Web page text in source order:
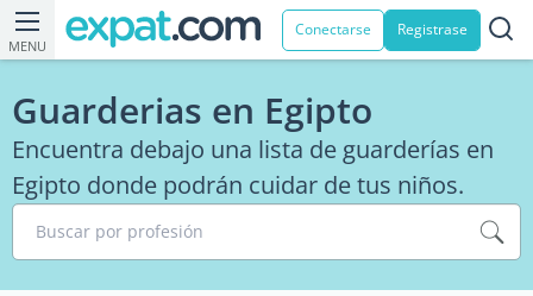
MENU
Conectarse Registrase
Guarderias en Egipto
Encuentra debajo una lista de guarderías en
Egipto donde podrán cuidar de tus niños.
Buscar por profesión